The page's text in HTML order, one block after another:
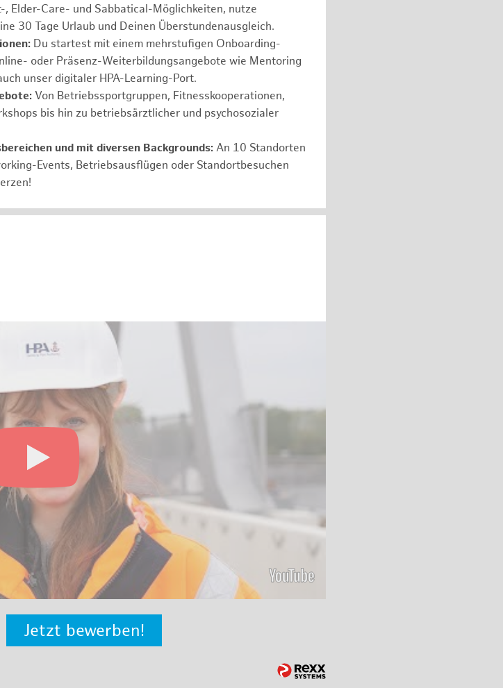
Elder-Care- und Sabbatical-Möglichkeiten, nutze
30 Tage Urlaub und Deinen Überstundenausgleich.
Du startest mit einem mehrstufigen Onboarding-
oder Präsenz-Weiterbildungsangebote wie Mentoring
unser digitaler HPA-Learning-Port.
Von Betriebssportgruppen, Fitnesskooperationen,
bis hin zu betriebsärztlicher und psychosozialer
und mit diversen Backgrounds: An 10 Standorten
Events, Betriebsausflügen oder Standortbesuchen
Jetzt bewerben!